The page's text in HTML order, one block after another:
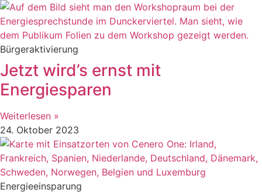
Bürgeraktivierung
Jetzt wird’s ernst mit
Energiesparen
Weiterlesen »
24. Oktober 2023
Energieeinsparung